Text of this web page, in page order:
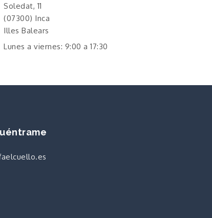
Soledat, 11
(07300) Inca
Illes Balears
Lunes a viernes: 9:00 a 17:30